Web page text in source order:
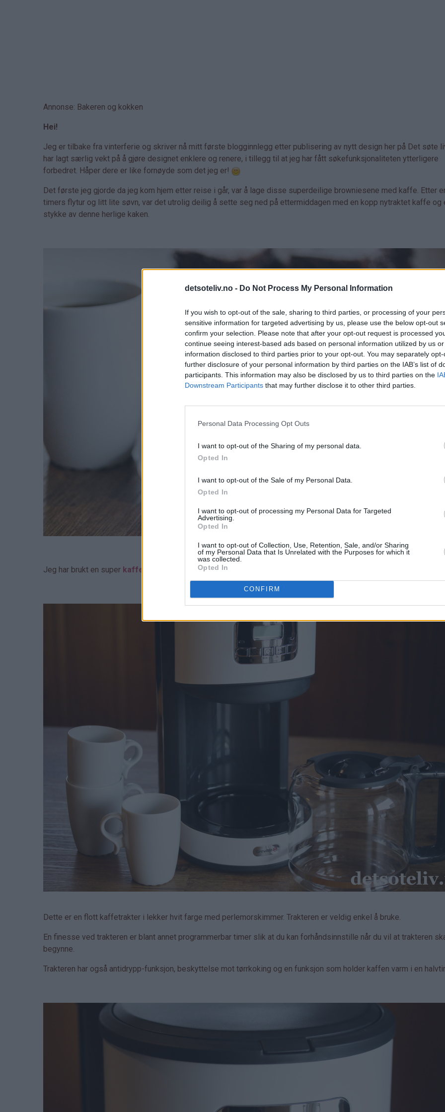
detsoteliv.no - Do Not Process My Personal Information
If you wish to opt-out of the sale, sharing to third parties, or processing of your
sensitive information for targeted advertising by us, please use the below opt-out
confirm your selection. Please note that after your opt-out request is processed
continue seeing interest-based ads based on personal information utilized by us
information disclosed to third parties prior to your opt-out. You may separately
further disclosure of your personal information by third parties on the IAB’s list of
participants. This information may also be disclosed by us to third parties on the
Downstream Participants that may further disclose it to other third parties.
Personal Data Processing Opt Outs
I want to opt-out of the Sharing of my personal data.
Opted In
I want to opt-out of the Sale of my Personal Data.
Opted In
I want to opt-out of processing my Personal Data for Targeted
Advertising.
Opted In
I want to opt-out of Collection, Use, Retention, Sale, and/or Sharing
of my Personal Data that Is Unrelated with the Purposes for which it
was collected.
Opted In
CONFIRM
Annonse: Bakeren og kokken
Hei!
Jeg er tilbake fra vinterferie og skriver nå mitt første blogginnlegg etter publisering av nytt design her på Det søte
har lagt særlig vekt på å gjøre designet enklere og renere, i tillegg til at jeg har fått søkefunksjonaliteten ytterligere
forbedret. Håper dere er like fornøyde som det jeg er!
Det første jeg gjorde da jeg kom hjem etter reise i går, var å lage disse superdeilige browniesene med kaffe. Etter
timers flytur og litt lite søvn, var det utrolig deilig å sette seg ned på ettermiddagen med en kopp nytraktet kaffe og
stykke av denne herlige kaken.
Jeg har brukt en super kaffetrakter fra Breville som du får kjøpt i den flotte nettbutikken til
Dette er en flott kaffetrakter i lekker hvit farge med perlemorskimmer. Trakteren er veldig enkel å bruke.
En finesse ved trakteren er blant annet programmerbar timer slik at du kan forhåndsinnstille når du vil at trakteren
begynne.
Trakteren har også antidrypp-funksjon, beskyttelse mot tørrkoking og en funksjon som holder kaffen varm i en